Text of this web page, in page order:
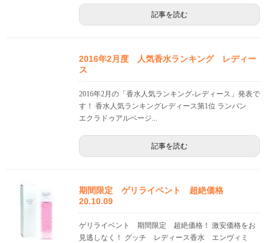
記事を読む
2016年2月度 人気香水ランキング レディー
ス
2016年2月の「香水人気ランキング-レディース」発表で
す！ 香水人気ランキングレディース第1位 ランバン
エクラドゥアルページ...
記事を読む
期間限定 ゲリライベント 超絶価格
20.10.09
ゲリライベント 期間限定 超絶価格！ 激安価格をお
見逃しなく！ グッチ レディース香水 エンヴィミ